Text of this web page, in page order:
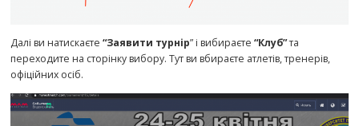
Далі ви натискаєте“Заявити турнір” і вибираєте“Клуб”та
переходите на сторінку вибору. Тут ви вбираєте атлетів, тренерів,
офіційних осіб.